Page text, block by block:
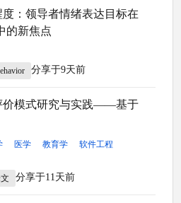
：领导者情绪表达目标在
的新焦点
分享于9天前
价模式研究与实践——基于
医学 教育学
软件工程
分享于11天前